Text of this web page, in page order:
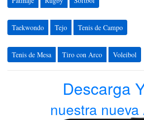
Taekwondo Tejo Tenis de Campo
Tenis de Mesa Tiro con Arco Voleibol
Descarga
nuestra nueva